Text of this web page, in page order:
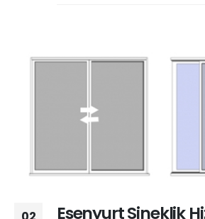
Esenyurt Sineklik